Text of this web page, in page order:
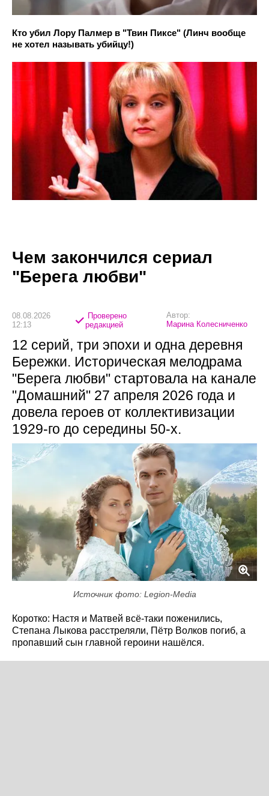
Кто убил Лору Палмер в "Твин Пиксе" (Линч вообще
не хотел называть убийцу!)
Чем закончился сериал
"Берега любви"
08.08.2026
12:13
Проверено
редакцией
Автор:
Марина Колесниченко
12 серий, три эпохи и одна деревня
Бережки. Историческая мелодрама
"Берега любви" стартовала на канале
"Домашний" 27 апреля 2026 года и
довела героев от коллективизации
1929-го до середины 50-х.
Источник фото: Legion-Media
Коротко: Настя и Матвей всё-таки поженились,
Степана Лыкова расстреляли, Пётр Волков погиб, а
пропавший сын главной героини нашёлся.